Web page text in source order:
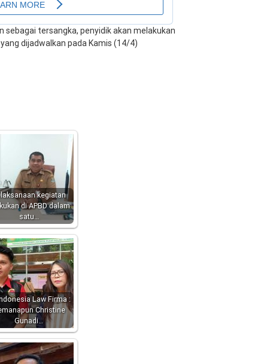
sebagai tersangka, penyidik akan melakukan
dijadwalkan pada Kamis (14/4)
kegiatan
di APBD dalam
satu…
Law Firma :
Christine
Gunadi…